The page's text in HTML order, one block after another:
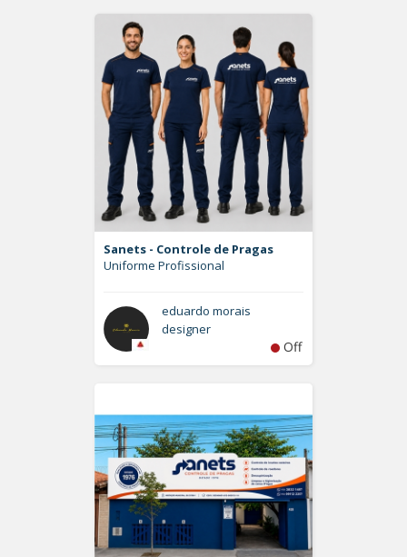
Sanets - Controle de Pragas
Uniforme Profissional
eduardo morais
designer
Off